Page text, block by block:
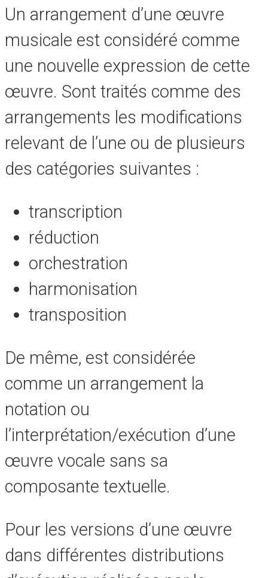
Un arrangement d’une œuvre
musicale est considéré comme
une nouvelle expression de cette
œuvre. Sont traités comme des
arrangements les modifications
relevant de l’une ou de plusieurs
des catégories suivantes :
transcription
réduction
orchestration
harmonisation
transposition
De même, est considérée
comme un arrangement la
notation ou
l’interprétation/exécution d’une
œuvre vocale sans sa
composante textuelle.
Pour les versions d’une œuvre
dans différentes distributions